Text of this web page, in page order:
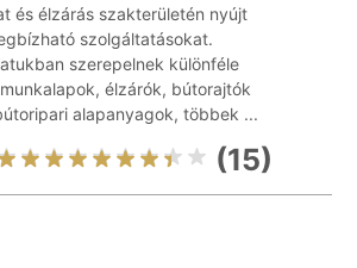
és élzárás szakterületén nyújt
szolgáltatásokat.
szerepelnek különféle
élzárók, bútorajtók
alapanyagok, többek ...
(15)